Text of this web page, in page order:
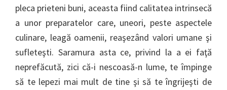
pleca prieteni buni, aceasta fiind calitatea intrinsecă
a unor preparatelor care, uneori, peste aspectele
culinare, leagă oamenii, reaşezând valori umane şi
sufleteşti. Saramura asta ce, privind la a ei faţă
neprefăcută, zici că-i nescoasă-n lume, te împinge
să te lepezi mai mult de tine şi să te îngrijeşti de